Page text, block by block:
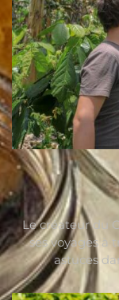
Le créateur du
ses voyages à
astuces